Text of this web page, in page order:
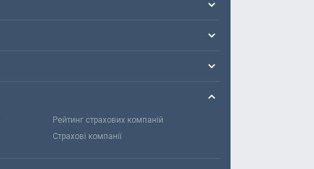
Рейтинг страхових компаній
Страхові компанії